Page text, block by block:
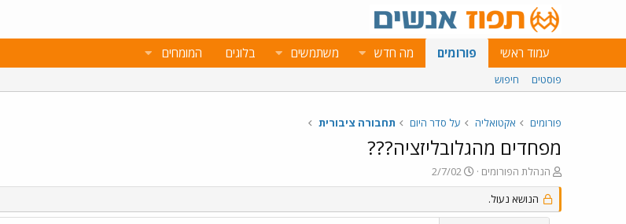
עמוד ראשי פורומים מה חדש משתמשים בלוגים המומחים
פוסטים חיפוש
פורומים אקטואליה על סדר היום תחבורה ציבורית
מפחדים מהגלובליזציה???
פ
ו
ת
ח
הנהלת הפורומים
פ
ו
ס
2/7/02
הנושא נעול.